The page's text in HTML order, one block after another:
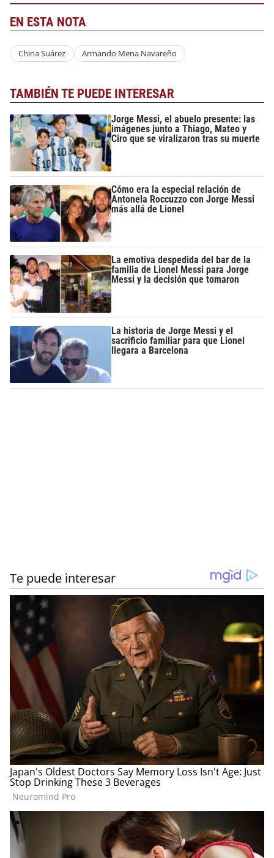
EN ESTA NOTA
China Suárez Armando Mena Navareño
TAMBIÉN TE PUEDE INTERESAR
Jorge Messi, el abuelo presente: las
imágenes junto a Thiago, Mateo y
Ciro que se viralizaron tras su muerte
Cómo era la especial relación de
Antonela Roccuzzo con Jorge Messi
más allá de Lionel
La emotiva despedida del bar de la
familia de Lionel Messi para Jorge
Messi y la decisión que tomaron
La historia de Jorge Messi y el
sacrificio familiar para que Lionel
llegara a Barcelona